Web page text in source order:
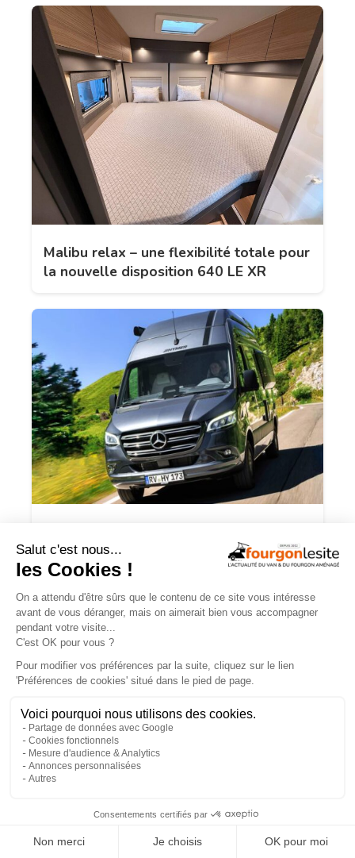
Malibu relax – une flexibilité totale pour
la nouvelle disposition 640 LE XR
présentation de l’Hymer Grand Canyon
S Xperience
NOS VIDÉOS